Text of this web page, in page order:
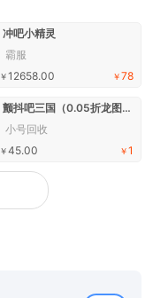
冲吧小精灵
霸服
￥78
￥12658.00
颤抖吧三国（0.05折龙图神威）H5
小号回收
￥1
￥45.00